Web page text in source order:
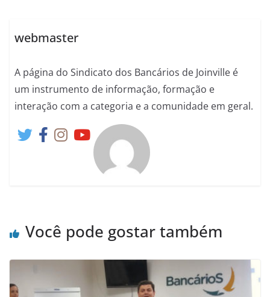
webmaster
A página do Sindicato dos Bancários de Joinville é
um instrumento de informação, formação e
interação com a categoria e a comunidade em geral.
Você pode gostar também